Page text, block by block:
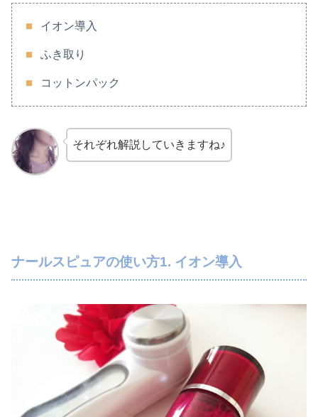
イオン導入
ふき取り
コットンパック
それぞれ解説していきますね♪
ナールスピュアの使い方1. イオン導入